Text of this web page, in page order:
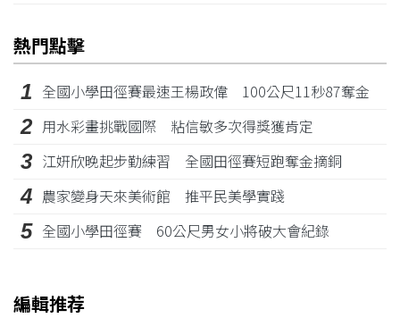
熱門點擊
1 全國小學田徑賽最速王楊政偉 100公尺11秒87奪金
2 用水彩畫挑戰國際 粘信敏多次得獎獲肯定
3 江姸欣晚起步勤練習 全國田徑賽短跑奪金摘銅
4 農家變身天來美術館 推平民美學實踐
5 全國小學田徑賽 60公尺男女小將破大會紀錄
編輯推荐